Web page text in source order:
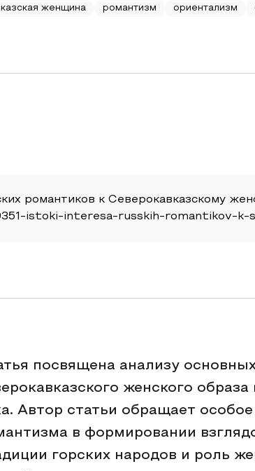
женщина романтизм ориентализм
романтиков к Северокавказскому
istoki-interesa-russkih-romantikov-k-
посвящена анализу
женского
Автор статьи обращает
в формировании
горских народов и роль